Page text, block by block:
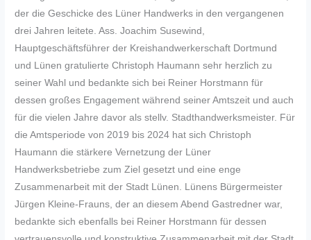
der die Geschicke des Lüner Handwerks in den vergangenen
drei Jahren leitete. Ass. Joachim Susewind,
Hauptgeschäftsführer der Kreishandwerkerschaft Dortmund
und Lünen gratulierte Christoph Haumann sehr herzlich zu
seiner Wahl und bedankte sich bei Reiner Horstmann für
dessen großes Engagement während seiner Amtszeit und auch
für die vielen Jahre davor als stellv. Stadthandwerksmeister. Für
die Amtsperiode von 2019 bis 2024 hat sich Christoph
Haumann die stärkere Vernetzung der Lüner
Handwerksbetriebe zum Ziel gesetzt und eine enge
Zusammenarbeit mit der Stadt Lünen. Lünens Bürgermeister
Jürgen Kleine-Frauns, der an diesem Abend Gastredner war,
bedankte sich ebenfalls bei Reiner Horstmann für dessen